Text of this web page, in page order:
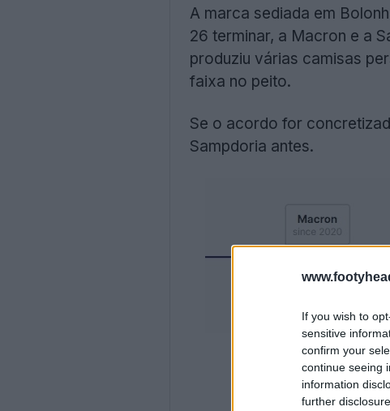
If you wish to
sensitive
confirm your
continue seeing
information
further
A marca sediada em
26 terminar, a Macron e a
produziu várias camisas
faixa no peito.
Se o acordo for
Sampdoria antes.